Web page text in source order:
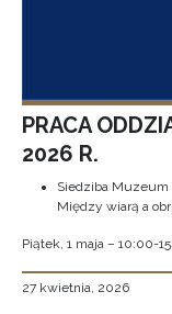
PRACA
2026 R.
Siedziba Muzeum
Między wiarą a
Piątek, 1 maja – 10:00-
27 kwietnia, 2026